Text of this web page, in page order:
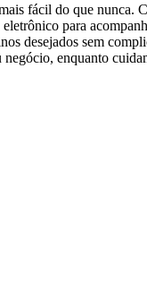
fácil do que
para
desejados sem
enquanto